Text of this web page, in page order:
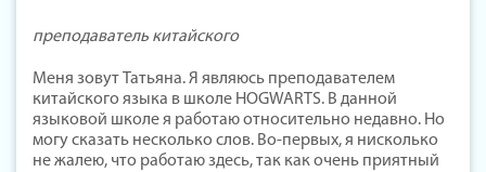
преподаватель китайского
Меня зовут Татьяна. Я являюсь преподавателем
китайского языка в школе HOGWARTS. В данной
языковой школе я работаю относительно недавно. Но
могу сказать несколько слов. Во-первых, я нисколько
не жалею, что работаю здесь, так как очень приятный